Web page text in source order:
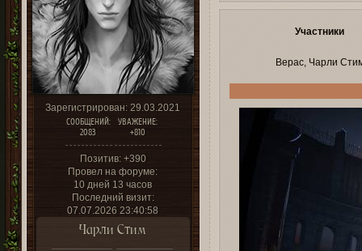
Зарегистрирован: 29.03.2021
СООБЩЕНИЙ:
2083
УВАЖЕНИЕ:
+810
Позитив: +390
Провел на форуме:
10 дней 13 часов
Последний визит:
07.07.2026 23:40:58
Чарли Стим
Участники
Верас, Чарли